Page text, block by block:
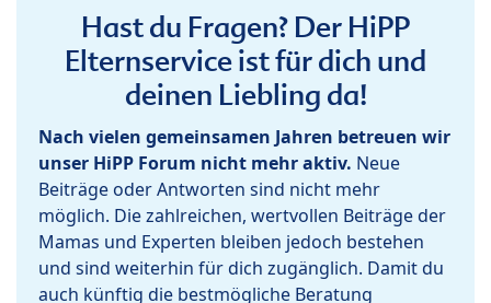
Hast du Fragen? Der HiPP
Elternservice ist für dich und
deinen Liebling da!
Nach vielen gemeinsamen Jahren betreuen wir
unser HiPP Forum nicht mehr aktiv. Neue
Beiträge oder Antworten sind nicht mehr
möglich. Die zahlreichen, wertvollen Beiträge der
Mamas und Experten bleiben jedoch bestehen
und sind weiterhin für dich zugänglich. Damit du
auch künftig die bestmögliche Beratung